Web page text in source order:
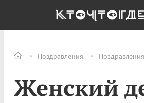
Поздравления
Женский
ОБЩЕСТВО